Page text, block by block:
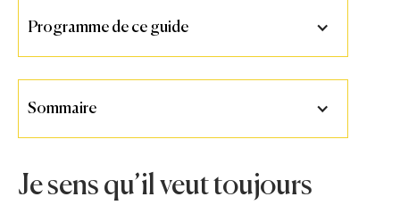
Programme de ce guide
Sommaire
Je sens qu’il veut toujours